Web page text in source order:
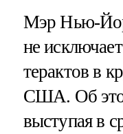
Мэр Нью-
не
терактов в
США. Об
выступая в